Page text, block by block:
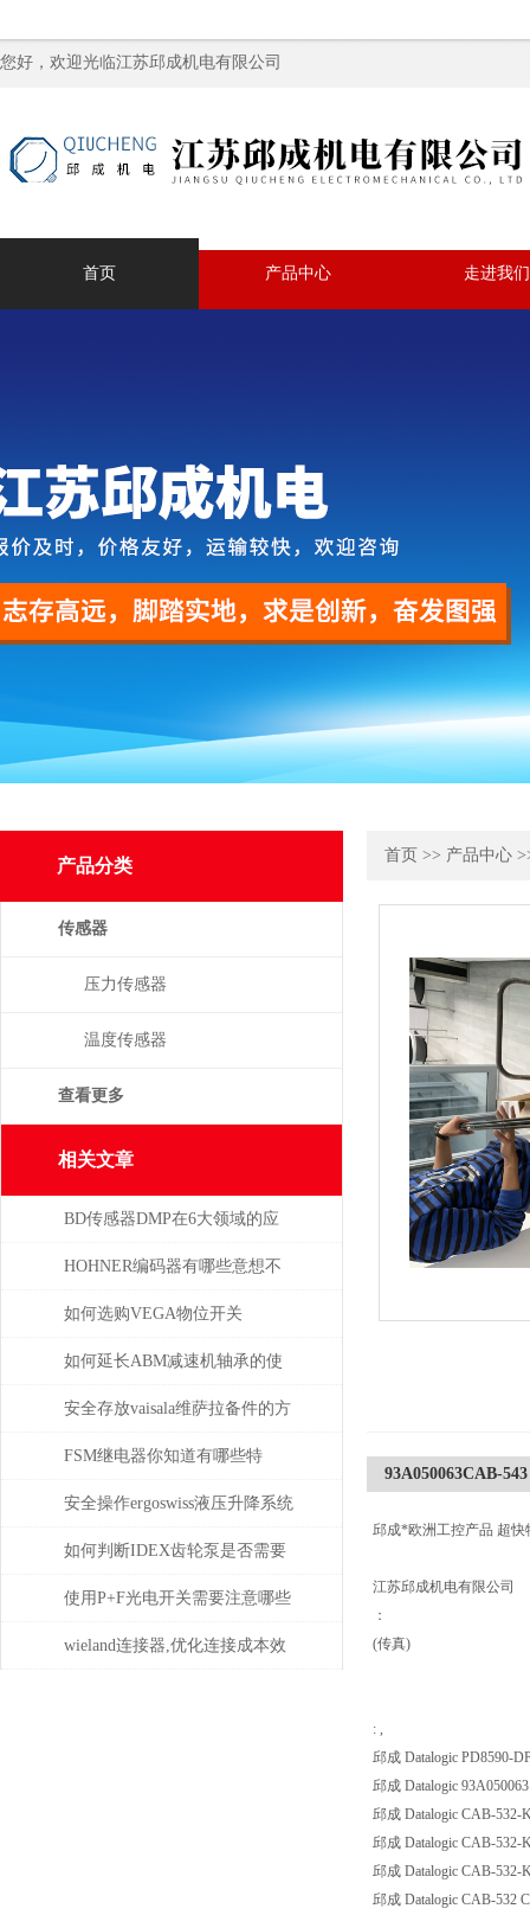
您好，欢迎光临江苏邱成机电有限公司
首页 产品中心 走进我们
产品分类
传感器
压力传感器
温度传感器
查看更多
相关文章
BD传感器DMP在6大领域的应
用分析
HOHNER编码器有哪些意想不
到的应用
如何选购VEGA物位开关
如何延长ABM减速机轴承的使
用寿命
安全存放vaisala维萨拉备件的方
法，赶紧收藏！
FSM继电器你知道有哪些特
点？
安全操作ergoswiss液压升降系统
的规程
如何判断IDEX齿轮泵是否需要
维修或更换部件？
使用P+F光电开关需要注意哪些
问题？
wieland连接器,优化连接成本效
首页 >> 产品中心
93A050063CAB-
邱成*欧洲工控产品 超
江苏邱成机电有限公司
：
(传真)
: ,
邱成 Datalogic PD8590-
邱成 Datalogic
邱成 Datalogic CAB-532-
邱成 Datalogic CAB-532-
邱成 Datalogic CAB-532-
邱成 Datalogic CAB-532